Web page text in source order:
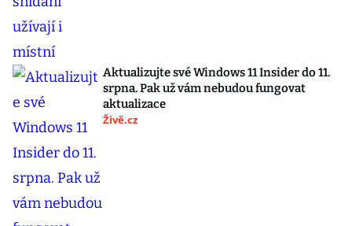
Aktualizujte své Windows 11 Insider do 11.
srpna. Pak už vám nebudou fungovat
aktualizace
Živě.cz